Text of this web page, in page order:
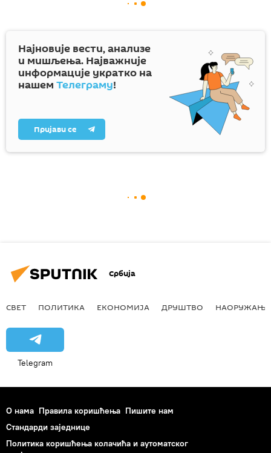
Најновије вести, анализе
и мишљења. Најважније
информације укратко на
нашем Телеграму!
Пријави се
Србија
СВЕТ ПОЛИТИКА ЕКОНОМИЈА ДРУШТВО НАОРУЖАЊЕ
Telegram
О нама Правила коришћења Пишите нам
Стандарди заједнице
Политика коришћења колачића и аутоматског